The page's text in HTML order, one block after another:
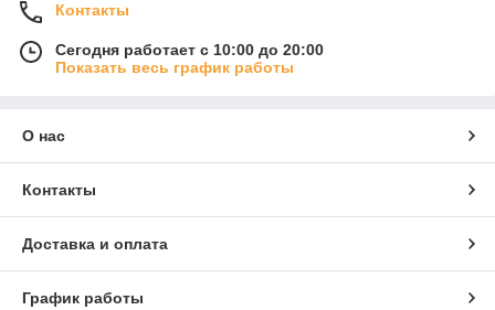
Контакты
Сегодня работает с 10:00 до 20:00
Показать весь график работы
О нас
Контакты
Доставка и оплата
График работы